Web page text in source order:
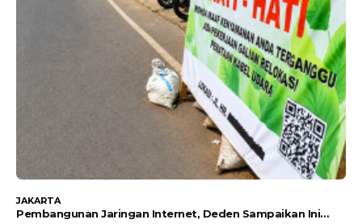
JAKARTA
Pembangunan Jaringan Internet, Deden Sampaikan Ini…